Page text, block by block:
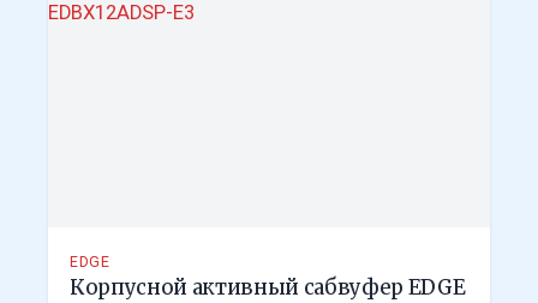
EDGE
Корпусной активный сабвуфер EDGE